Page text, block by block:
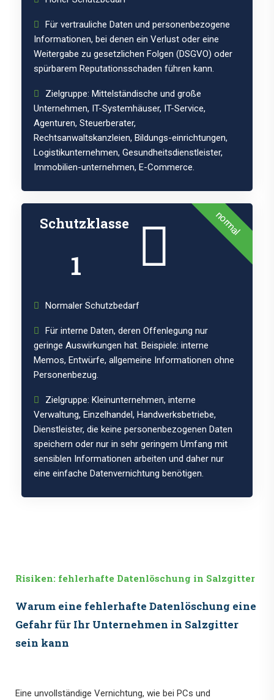
Für vertrauliche Daten und personenbezogene
Informationen, bei denen ein Verlust oder eine
Weitergabe zu gesetzlichen Folgen (DSGVO) oder
spürbarem Reputationsschaden führen kann.
Zielgruppe: Mittelständische und große
Unternehmen, IT-Systemhäuser, IT-Service,
Agenturen, Steuerberater,
Rechtsanwaltskanzleien, Bildungs-einrichtungen,
Logistikunternehmen, Gesundheitsdienstleister,
Immobilien-unternehmen, E-Commerce.
normal
Schutzklasse
1
Normaler Schutzbedarf
Für interne Daten, deren Offenlegung nur
geringe Auswirkungen hat. Beispiele: interne
Memos, Entwürfe, allgemeine Informationen ohne
Personenbezug.
Zielgruppe: Kleinunternehmen, interne
Verwaltung, Einzelhandel, Handwerksbetriebe,
Dienstleister, die keine personenbezogenen Daten
speichern oder nur in sehr geringem Umfang mit
sensiblen Informationen arbeiten und daher nur
eine einfache Datenvernichtung benötigen.
Risiken: fehlerhafte Datenlöschung in Salzgitter
Warum eine fehlerhafte Datenlöschung eine
Gefahr für Ihr Unternehmen in Salzgitter
sein kann
Eine unvollständige Vernichtung, wie bei PCs und